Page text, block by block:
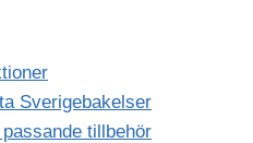
Sverigebakelser
tillbehör